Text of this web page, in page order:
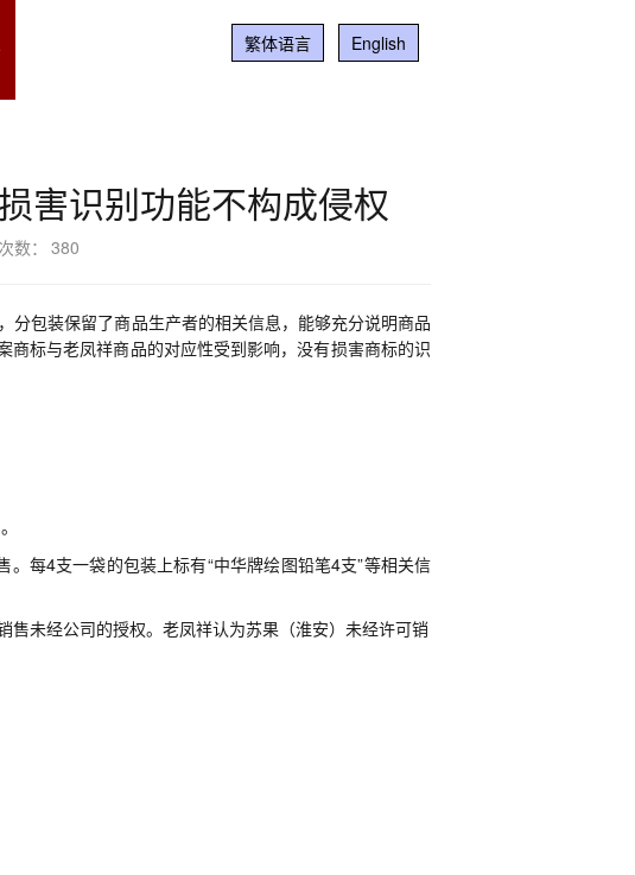
English
繁体语言
害识别功能不构成侵权
数： 380
包装保留了商品生产者的相关信息，能够充分说明商品
标与老凤祥商品的对应性受到影响，没有损害商标的识
。每4支一袋的包装上标有“中华牌绘图铅笔4支”等相关信
未经公司的授权。 老凤祥认为苏果（淮安）未经许可销